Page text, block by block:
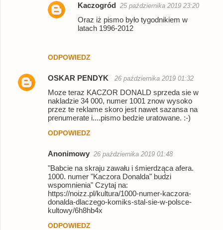
ODPOWIEDZ
Kaczogród 25 października 2019 23:20
Oraz iż pismo było tygodnikiem w
latach 1996-2012
OSKAR PENDYK 26 października 2019 01:32
Moze teraz KACZOR DONALD sprzeda sie w
nakladzie 34 000, numer 1001 znow wysoko
przez te reklame skoro jest nawet sazansa na
prenumerate i....pismo bedzie uratowane. :-)
ODPOWIEDZ
Anonimowy 26 października 2019 01:48
"Babcie na skraju zawału i śmierdząca afera.
1000. numer "Kaczora Donalda" budzi
wspomnienia" Czytaj na:
https://noizz.pl/kultura/1000-numer-kaczora-
donalda-dlaczego-komiks-stal-sie-w-polsce-
kultowy/6h8hb4x
ODPOWIEDZ